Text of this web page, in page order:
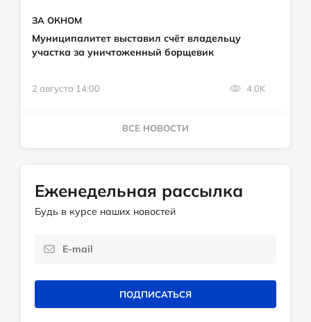
ЗА ОКНОМ
Муниципалитет выставил счёт владельцу
участка за уничтоженный борщевик
2 августа 14:00 4.0K
ВСЕ НОВОСТИ
Еженедельная рассылка
Будь в курсе наших новостей
ПОДПИСАТЬСЯ